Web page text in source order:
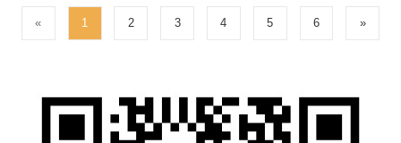
« 1 2 3 4 5 6 »